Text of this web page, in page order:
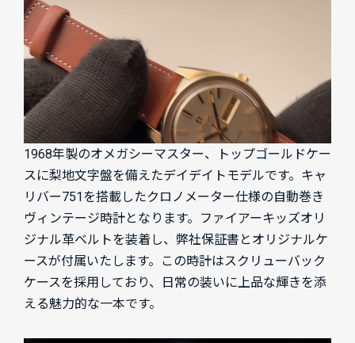
1968年製のオメガシーマスター、トップゴールドケー
スに梨地文字盤を備えたデイデイトモデルです。キャ
リバー751を搭載したクロノメーター仕様の自動巻き
ヴィンテージ時計となります。ファイアーキッズオリ
ジナル革ベルトを装着し、弊社保証書とオリジナルケ
ースが付属いたします。この時計はスクリューバック
ケースを採用しており、日常の装いに上品な輝きを添
える魅力的な一本です。